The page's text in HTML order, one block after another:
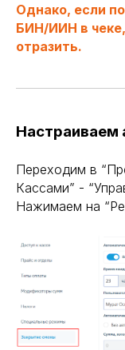
Однако, если
БИН/ИИН в
отразить.
Настраиваем
Переходим в
Кассами” -
Нажимаем на